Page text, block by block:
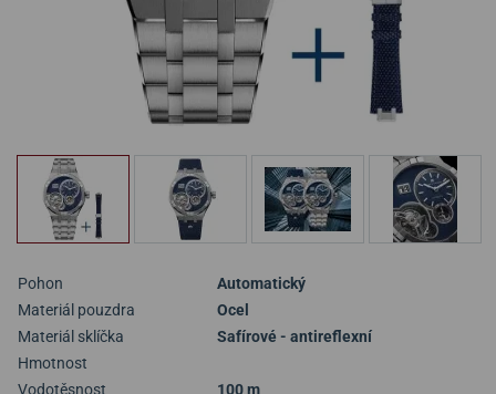
Pohon
Automatický
Materiál pouzdra
Ocel
Materiál sklíčka
Safírové - antireflexní
Hmotnost
Vodotěsnost
100 m